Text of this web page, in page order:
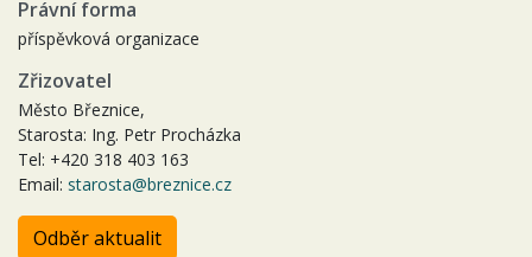
Právní forma
příspěvková organizace
Zřizovatel
Město Březnice,
Starosta: Ing. Petr Procházka
Tel: +420 318 403 163
Email: starosta@breznice.cz
Odběr aktualit